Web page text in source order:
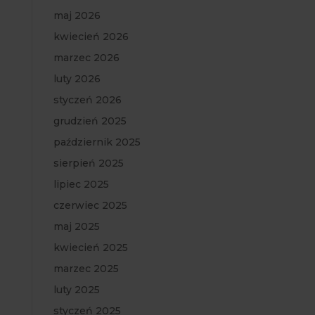
maj 2026
kwiecień 2026
marzec 2026
luty 2026
styczeń 2026
grudzień 2025
październik 2025
sierpień 2025
lipiec 2025
czerwiec 2025
maj 2025
kwiecień 2025
marzec 2025
luty 2025
styczeń 2025